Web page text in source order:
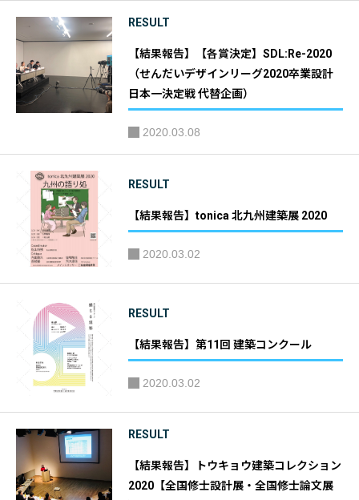
RESULT
【結果報告】【各賞決定】SDL:Re-2020
（せんだいデザインリーグ2020卒業設計
日本一決定戦 代替企画）
2020.03.08
RESULT
【結果報告】tonica 北九州建築展 2020
2020.03.02
RESULT
【結果報告】第11回 建築コンクール
2020.03.02
RESULT
【結果報告】トウキョウ建築コレクション
2020【全国修士設計展・全国修士論文展